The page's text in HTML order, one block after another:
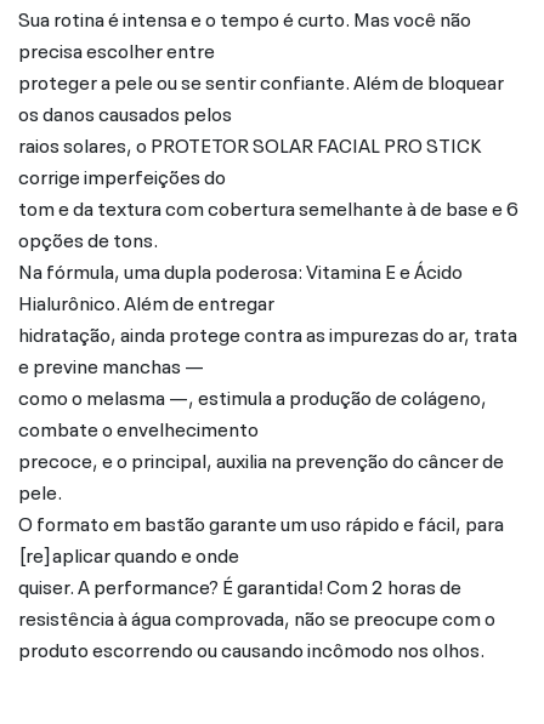
Sua rotina é intensa e o tempo é curto. Mas você não
precisa escolher entre
proteger a pele ou se sentir confiante. Além de bloquear
os danos causados pelos
raios solares, o PROTETOR SOLAR FACIAL PRO STICK
corrige imperfeições do
tom e da textura com cobertura semelhante à de base e 6
opções de tons.
Na fórmula, uma dupla poderosa: Vitamina E e Ácido
Hialurônico. Além de entregar
hidratação, ainda protege contra as impurezas do ar, trata
e previne manchas —
como o melasma —, estimula a produção de colágeno,
combate o envelhecimento
precoce, e o principal, auxilia na prevenção do câncer de
pele.
O formato em bastão garante um uso rápido e fácil, para
[re]aplicar quando e onde
quiser. A performance? É garantida! Com 2 horas de
resistência à água comprovada, não se preocupe com o
produto escorrendo ou causando incômodo nos olhos.